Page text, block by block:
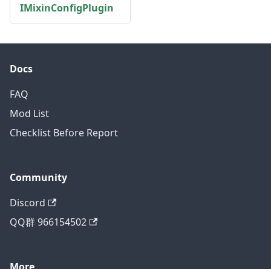
IMixinConfigPlugin
Docs
FAQ
Mod List
Checklist Before Report
Community
Discord
QQ群 966154502